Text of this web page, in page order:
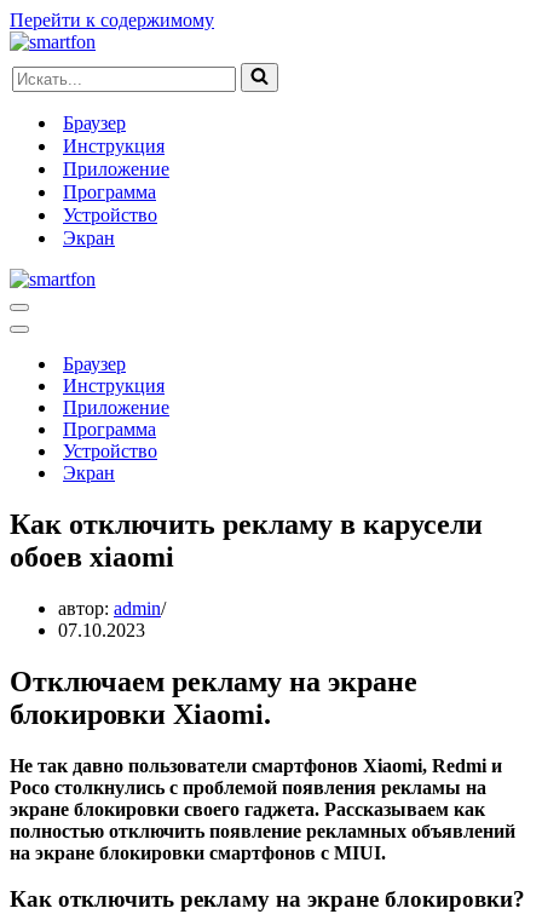
Перейти к содержимому
Искать...
Браузер
Инструкция
Приложение
Программа
Устройство
Экран
Меню
навигации
Меню
навигацииБраузер
Инструкция
Приложение
Программа
Устройство
Экран
Как отключить рекламу в карусели
обоев xiaomi
автор: admin
07.10.2023
Отключаем рекламу на экране
блокировки Xiaomi.
Не так давно пользователи смартфонов Xiaomi, Redmi и
Poco столкнулись с проблемой появления рекламы на
экране блокировки своего гаджета. Рассказываем как
полностью отключить появление рекламных объявлений
на экране блокировки смартфонов с MIUI.
Как отключить рекламу на экране блокировки?